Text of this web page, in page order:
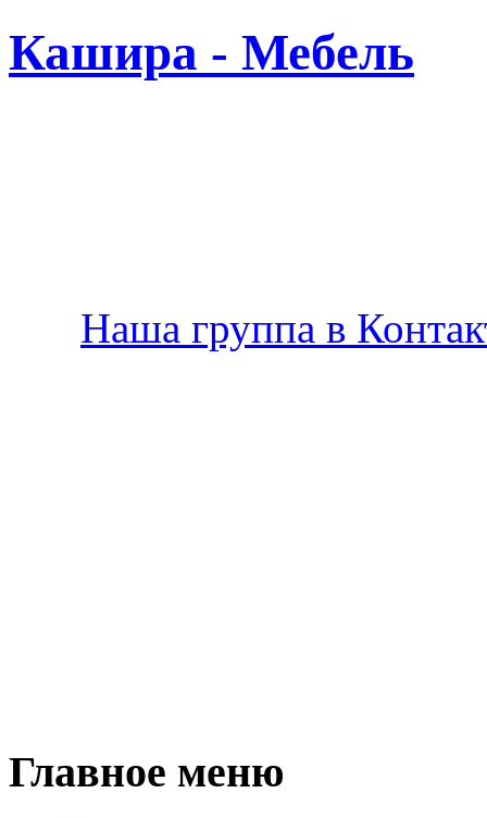
Кашира - Мебель
Наша группа в
Главное меню